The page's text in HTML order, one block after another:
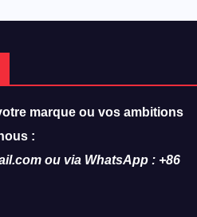
marque ou vos ambitions
:
ou via WhatsApp : +86